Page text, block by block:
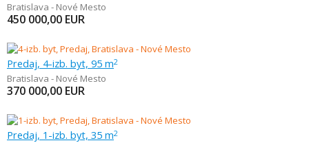
Bratislava - Nové Mesto
450 000,00 EUR
Predaj, 4-izb. byt, 95 m2
Bratislava - Nové Mesto
370 000,00 EUR
Predaj, 1-izb. byt, 35 m2